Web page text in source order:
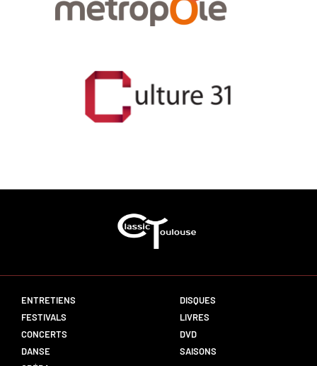
ENTRETIENS
FESTIVALS
CONCERTS
DANSE
DISQUES
LIVRES
DVD
SAISONS